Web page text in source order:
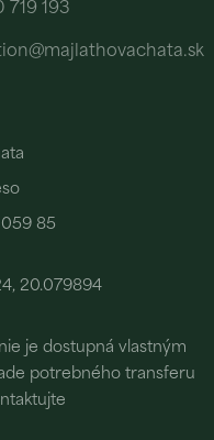
719 193
059 85
20.079894
je dostupná vlastným
potrebného transferu